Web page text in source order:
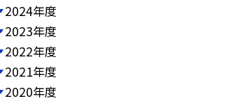
2024年度
2023年度
2022年度
2021年度
2020年度